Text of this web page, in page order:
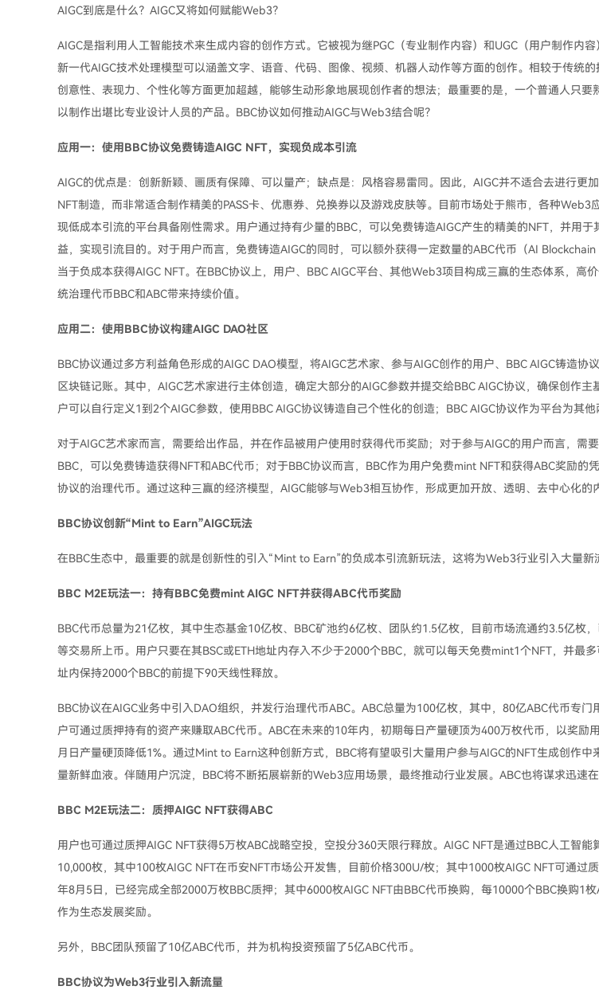
AIGC到底是什么？AIGC又将如何赋能Web3？
AIGC是指利用人工智能技术来生成内容的创作方式。它被视为继PGC（专业制作内容）和UGC（用户制作内容
新一代AIGC技术处理模型可以涵盖文字、语音、代码、图像、视频、机器人动作等方面的创作。相较于传统
创意性、表现力、个性化等方面更加超越，能够生动形象地展现创作者的想法；最重要的是，一个普通人只要
以制作出堪比专业设计人员的产品。BBC协议如何推动AIGC与Web3结合呢？
应用一：使用BBC协议免费铸造AIGC NFT，实现负成本引流
AIGC的优点是：创新新颖、画质有保障、可以量产；缺点是：风格容易雷同。因此，AIGC并不适合去进行更
NFT制造，而非常适合制作精美的PASS卡、优惠券、兑换券以及游戏皮肤等。目前市场处于熊市，各种Web3
现低成本引流的平台具备刚性需求。用户通过持有少量的BBC，可以免费铸造AIGC产生的精美的NFT，并用
益，实现引流目的。对于用户而言，免费铸造AIGC的同时，可以额外获得一定数量的ABC代币（AI
当于负成本获得AIGC NFT。在BBC协议上，用户、BBC AIGC平台、其他Web3项目构成三赢的生态体系，高
统治理代币BBC和ABC带来持续价值。
应用二：使用BBC协议构建AIGC DAO社区
BBC协议通过多方利益角色形成的AIGC DAO模型，将AIGC艺术家、参与AIGC创作的用户、BBC AIGC铸造协
区块链记账。其中，AIGC艺术家进行主体创造，确定大部分的AIGC参数并提交给BBC AIGC协议，确保创作主
户可以自行定义1到2个AIGC参数，使用BBC AIGC协议铸造自己个性化的创造；BBC AIGC协议作为平台为其他
对于AIGC艺术家而言，需要给出作品，并在作品被用户使用时获得代币奖励；对于参与AIGC的用户而言，需
BBC，可以免费铸造获得NFT和ABC代币；对于BBC协议而言，BBC作为用户免费mint NFT和获得ABC奖励的
协议的治理代币。通过这种三赢的经济模型，AIGC能够与Web3相互协作，形成更加开放、透明、去中心化的
BBC协议创新“Mint to Earn”AIGC玩法
在BBC生态中，最重要的就是创新性的引入“Mint to Earn”的负成本引流新玩法，这将为Web3行业引入大量新
BBC M2E玩法一：持有BBC免费mint AIGC NFT并获得ABC代币奖励
BBC代币总量为21亿枚，其中生态基金10亿枚、BBC矿池约6亿枚、团队约1.5亿枚，目前市场流通约3.5亿枚
等交易所上币。用户只要在其BSC或ETH地址内存入不少于2000个BBC，就可以每天免费mint1个NFT，并最
址内保持2000个BBC的前提下90天线性释放。
BBC协议在AIGC业务中引入DAO组织，并发行治理代币ABC。ABC总量为100亿枚，其中，80亿ABC代币专
户可通过质押持有的资产来赚取ABC代币。ABC在未来的10年内，初期每日产量硬顶为400万枚代币，以奖励
月日产量硬顶降低1%。通过Mint to Earn这种创新方式，BBC将有望吸引大量用户参与AIGC的NFT生成创作
量新鲜血液。伴随用户沉淀，BBC将不断拓展崭新的Web3应用场景，最终推动行业发展。ABC也将谋求迅速在
BBC M2E玩法二：质押AIGC NFT获得ABC
用户也可通过质押AIGC NFT获得5万枚ABC战略空投，空投分360天限行释放。AIGC NFT是通过BBC人工智能
10,000枚，其中100枚AIGC NFT在币安NFT市场公开发售，目前价格300U/枚；其中1000枚AIGC NFT可通过
年8月5日，已经完成全部2000万枚BBC质押；其中6000枚AIGC NFT由BBC代币换购，每10000个BBC换购1
作为生态发展奖励。
另外，BBC团队预留了10亿ABC代币，并为机构投资预留了5亿ABC代币。
BBC协议为Web3行业引入新流量